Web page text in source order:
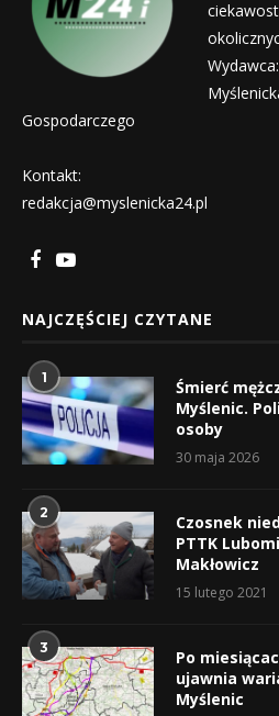
Wydawca:
Gospodarczego
Kontakt:
redakcja@myslenicka24.pl
NAJCZĘŚCIEJ CZYTANE
1
Śmierć
Myślenic.
osoby
30 maja 2026
2
Czosnek
PTTK
Makłowicz
15 lutego 2021
3
Po
ujawnia
Myślenic